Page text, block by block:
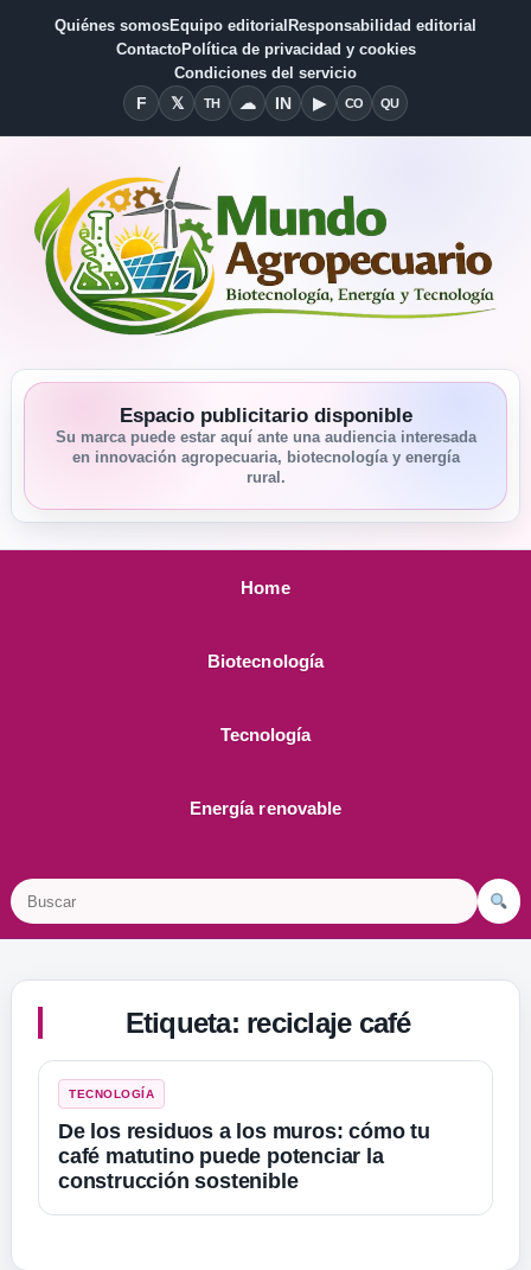
Quiénes somosEquipo editorial Responsabilidad editorial
ContactoPolítica de privacidad y cookies
Condiciones del servicio
FFacebook
𝕏
X THThreads
☁Bluesky
INLinkedin
▶YouTube
COCondiciones del Servicio
QUQuiénes somos
Espacio publicitario disponible
Su marca puede estar aquí ante una audiencia interesada
en innovación agropecuaria, biotecnología y energía
rural.
Home
Biotecnología
Tecnología
Energía renovable
Etiqueta: reciclaje café
TECNOLOGÍA
De los residuos a los muros: cómo tu
café matutino puede potenciar la
construcción sostenible